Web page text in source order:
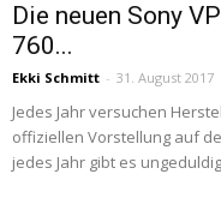
Die neuen Sony
760...
Ekki Schmitt - 31. August 2017
Jedes Jahr versuchen
offiziellen Vorstellung auf
jedes Jahr gibt es